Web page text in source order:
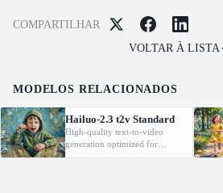
COMPARTILHAR
VOLTAR À LISTA
MODELOS RELACIONADOS
Hailuo-2.3 t2v Standard
High-quality text-to-video
generation optimized for
creative workflows with